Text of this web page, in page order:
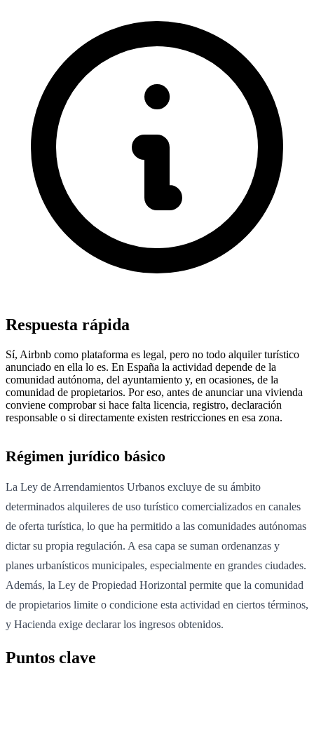
Respuesta rápida
Sí, Airbnb como plataforma es legal, pero no todo alquiler turístico
anunciado en ella lo es. En España la actividad depende de la
comunidad autónoma, del ayuntamiento y, en ocasiones, de la
comunidad de propietarios. Por eso, antes de anunciar una vivienda
conviene comprobar si hace falta licencia, registro, declaración
responsable o si directamente existen restricciones en esa zona.
Régimen jurídico básico
La Ley de Arrendamientos Urbanos excluye de su ámbito
determinados alquileres de uso turístico comercializados en canales
de oferta turística, lo que ha permitido a las comunidades autónomas
dictar su propia regulación. A esa capa se suman ordenanzas y
planes urbanísticos municipales, especialmente en grandes ciudades.
Además, la Ley de Propiedad Horizontal permite que la comunidad
de propietarios limite o condicione esta actividad en ciertos términos,
y Hacienda exige declarar los ingresos obtenidos.
Puntos clave